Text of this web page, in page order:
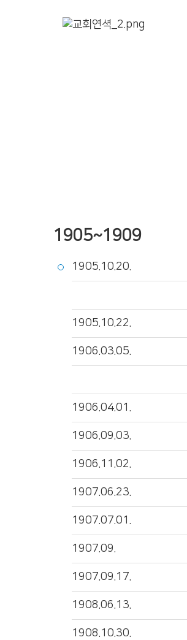
1905~1909
1905.10.20.
1905.10.22.
1906.03.05.
1906.04.01.
1906.09.03.
1906.11.02.
1907.06.23.
1907.07.01.
1907.09.
1907.09.17.
1908.06.13.
1908.10.30.